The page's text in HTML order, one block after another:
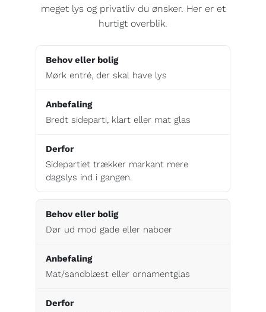
meget lys og privatliv du ønsker. Her er et
hurtigt overblik.
Mørk entré, der skal have lys
Bredt sideparti, klart eller mat glas
Sidepartiet trækker markant mere
dagslys ind i gangen.
Dør ud mod gade eller naboer
Mat/sandblæst eller ornamentglas